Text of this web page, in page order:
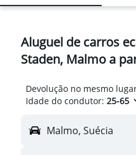
Aluguel de carros
Staden, Malmo a
Devolução no mesmo
Idade do condutor: 25-65
Malmo, Suécia